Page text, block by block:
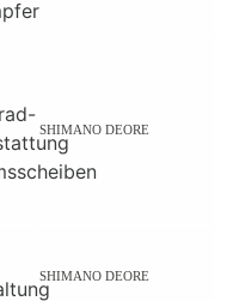
SHIMANO DEORE
SHIMANO DEORE